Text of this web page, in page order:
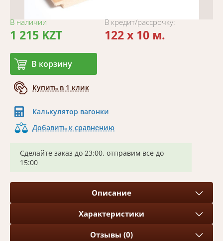
В наличии
1 215 KZT
В корзину
Купить в 1 клик
В кредит/рассрочку:
122 x 10 м.
Калькулятор вагонки
Добавить к сравнению
Сделайте заказ до 23:00, отправим все до
15:00
Описание
Характеристики
Отзывы (0)